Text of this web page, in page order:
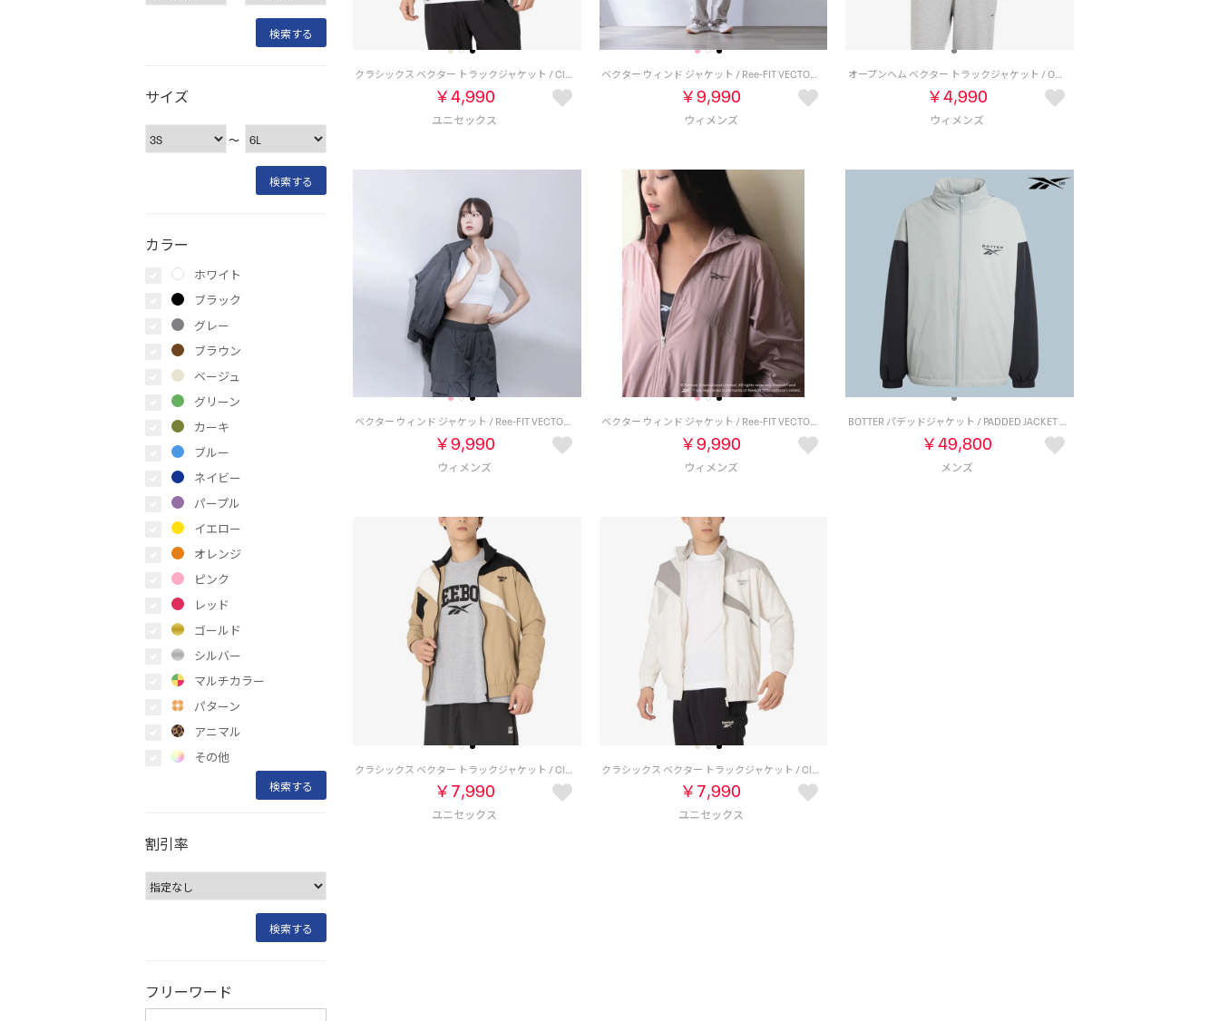
サイズ
〜
カラー
ホワイト
ブラック
グレー
ブラウン
ベージュ
グリーン
カーキ
ブルー
ネイビー
パープル
イエロー
オレンジ
ピンク
レッド
ゴールド
シルバー
マルチカラー
パターン
アニマル
その他
割引率
フリーワード
クラシックス ベクター トラックジャケット / Classics Vector Track Jacket （ブラック）
￥4,990
ベクター ウィンド ジャケット / Ree-FIT VECTOR WIND JACKET （ホワイト）
￥9,990
オープンヘム ベクター トラックジャケット / OPEN HEM VECTOR TRACK JACKET （チョーク/グレー）
￥4,990
ベクター ウィンド ジャケット / Ree-FIT VECTOR WIND JACKET （インクブラック）
￥9,990
ベクター ウィンド ジャケット / Ree-FIT VECTOR WIND JACKET （ダスティピンク）
￥9,990
BOTTER パデッドジャケット / PADDED JACKET （グレー）
￥49,800
クラシックス ベクター トラックジャケット / Classics Vector Track Jacket （ベージュ）
￥7,990
クラシックス ベクター トラックジャケット / Classics Vector Track Jacket （ホワイト）
￥7,990